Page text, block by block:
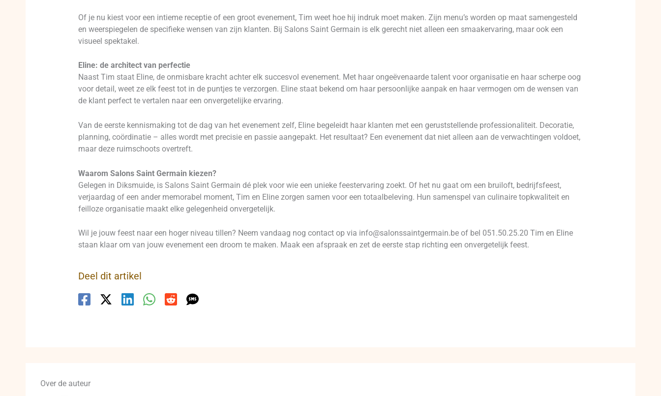
Of je nu kiest voor een intieme receptie of een groot evenement, Tim weet hoe hij indruk moet maken. Zijn menu’s worden op maat samengesteld
en weerspiegelen de specifieke wensen van zijn klanten. Bij Salons Saint Germain is elk gerecht niet alleen een smaakervaring, maar ook een
visueel spektakel.
Eline: de architect van perfectie
Naast Tim staat Eline, de onmisbare kracht achter elk succesvol evenement. Met haar ongeëvenaarde talent voor organisatie en haar scherpe oog
voor detail, weet ze elk feest tot in de puntjes te verzorgen. Eline staat bekend om haar persoonlijke aanpak en haar vermogen om de wensen van
de klant perfect te vertalen naar een onvergetelijke ervaring.
Van de eerste kennismaking tot de dag van het evenement zelf, Eline begeleidt haar klanten met een geruststellende professionaliteit. Decoratie,
planning, coördinatie – alles wordt met precisie en passie aangepakt. Het resultaat? Een evenement dat niet alleen aan de verwachtingen voldoet,
maar deze ruimschoots overtreft.
Waarom Salons Saint Germain kiezen?
Gelegen in Diksmuide, is Salons Saint Germain dé plek voor wie een unieke feestervaring zoekt. Of het nu gaat om een bruiloft, bedrijfsfeest,
verjaardag of een ander memorabel moment, Tim en Eline zorgen samen voor een totaalbeleving. Hun samenspel van culinaire topkwaliteit en
feilloze organisatie maakt elke gelegenheid onvergetelijk.
Wil je jouw feest naar een hoger niveau tillen? Neem vandaag nog contact op via info@salonssaintgermain.be of bel 051.50.25.20 Tim en Eline
staan klaar om van jouw evenement een droom te maken. Maak een afspraak en zet de eerste stap richting een onvergetelijk feest.⠀
Deel dit artikel
Over de auteur